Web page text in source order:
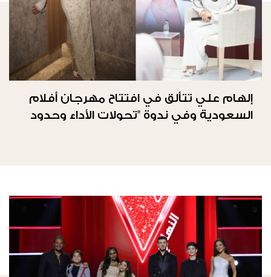
إلهام علي تتألق في افتتاح مهرجان أفلام
السعودية وفي ندوة "تحولات الأداء وحدود